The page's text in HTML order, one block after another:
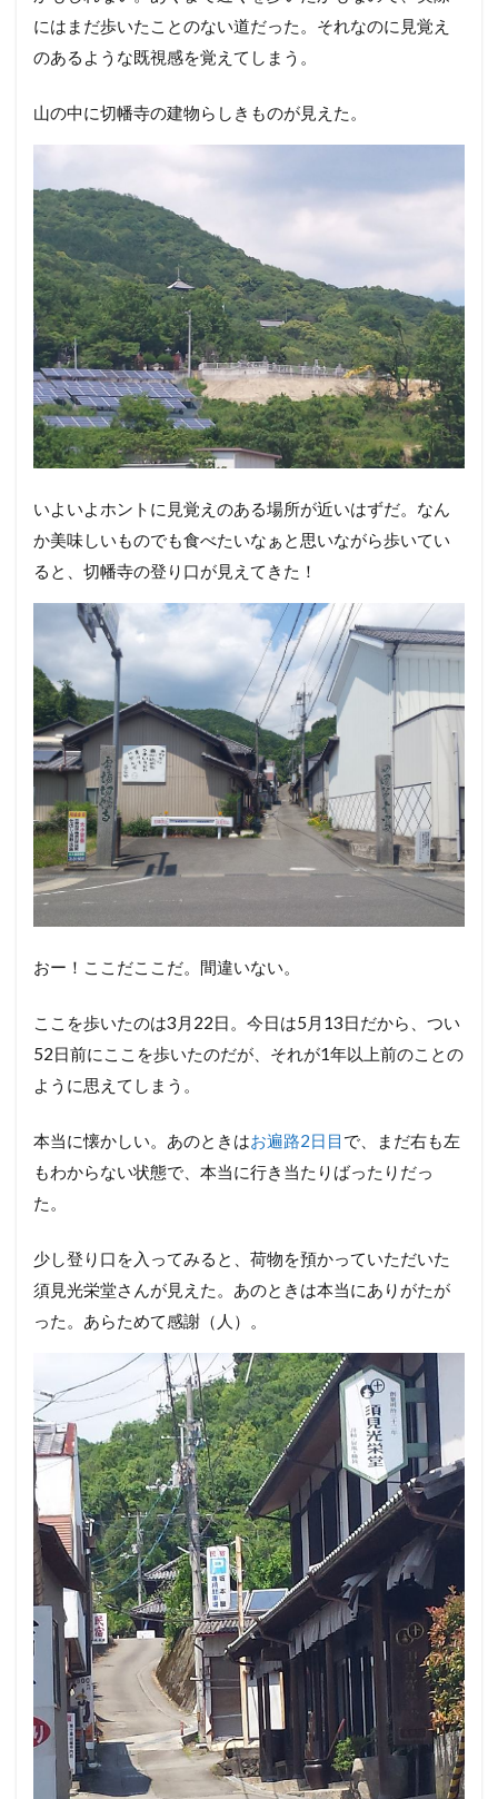
にはまだ歩いたことのない道だった。それなのに見覚え
のあるような既視感を覚えてしまう。
山の中に切幡寺の建物らしきものが見えた。
いよいよホントに見覚えのある場所が近いはずだ。なん
か美味しいものでも食べたいなぁと思いながら歩いてい
ると、切幡寺の登り口が見えてきた！
おー！ここだここだ。間違いない。
ここを歩いたのは3月22日。今日は5月13日だから、つい
52日前にここを歩いたのだが、それが1年以上前のことの
ように思えてしまう。
本当に懐かしい。あのときはお遍路2日目 で、まだ右も左
もわからない状態で、本当に行き当たりばったりだっ
た。
少し登り口を入ってみると、荷物を預かっていただいた
須見光栄堂さんが見えた。あのときは本当にありがたが
った。あらためて感謝（人）。